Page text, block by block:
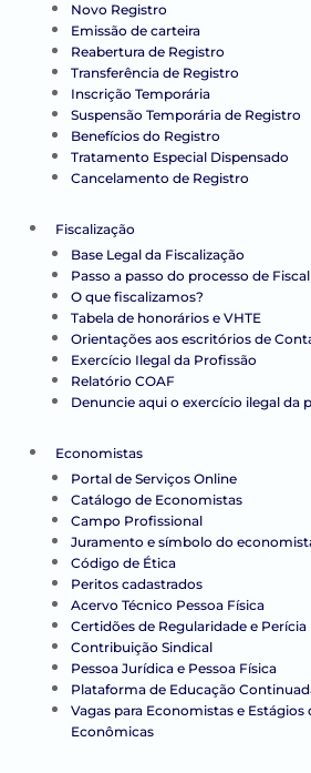
Novo Registro
Emissão de carteira
Reabertura de Registro
Transferência de Registro
Inscrição Temporária
Suspensão Temporária de Registro
Benefícios do Registro
Tratamento Especial Dispensado
Cancelamento de Registro
Fiscalização
Base Legal da Fiscalização
Passo a passo do processo de
O que fiscalizamos?
Tabela de honorários e VHTE
Orientações aos escritórios de
Exercício Ilegal da Profissão
Relatório COAF
Denuncie aqui o exercício ilegal da
Economistas
Portal de Serviços Online
Catálogo de Economistas
Campo Profissional
Juramento e símbolo do
Código de Ética
Peritos cadastrados
Acervo Técnico Pessoa Física
Certidões de Regularidade e Perícia
Contribuição Sindical
Pessoa Jurídica e Pessoa Física
Plataforma de Educação
Vagas para Economistas e Estágios
Econômicas